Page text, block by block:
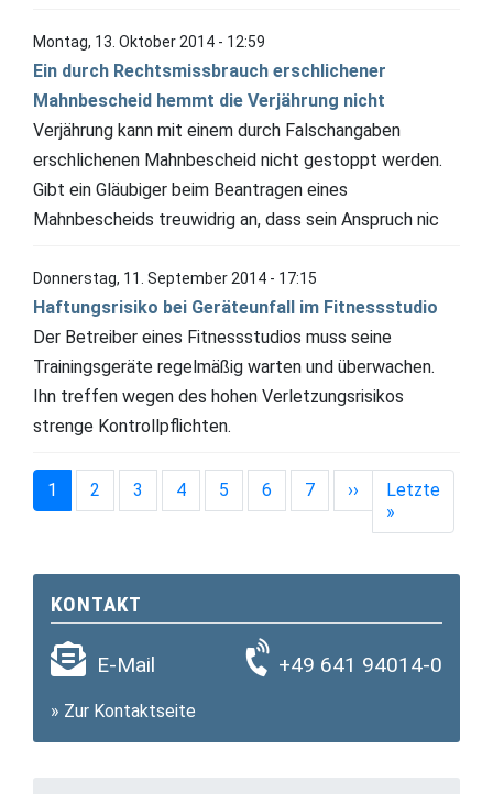
Montag, 13. Oktober 2014 - 12:59
Ein durch Rechtsmissbrauch erschlichener
Mahnbescheid hemmt die Verjährung nicht
Verjährung kann mit einem durch Falschangaben
erschlichenen Mahnbescheid nicht gestoppt werden.
Gibt ein Gläubiger beim Beantragen eines
Mahnbescheids treuwidrig an, dass sein Anspruch nic
Donnerstag, 11. September 2014 - 17:15
Haftungsrisiko bei Geräteunfall im Fitnessstudio
Der Betreiber eines Fitnessstudios muss seine
Trainingsgeräte regelmäßig warten und überwachen.
Ihn treffen wegen des hohen Verletzungsrisikos
strenge Kontrollpflichten.
Seitennummerierung
1 2 3 4 5 6 7 ›› Nächste Seite
Letzte
»
KONTAKT
E-Mail +49 641 94014-0
» Zur Kontaktseite